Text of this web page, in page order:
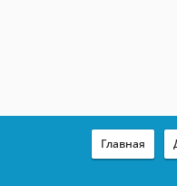
Главная